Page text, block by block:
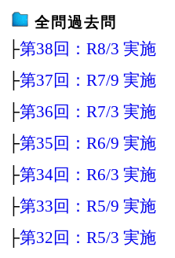
全問過去問
├第38回：R8/3 実施
├第37回：R7/9 実施
├第36回：R7/3 実施
├第35回：R6/9 実施
├第34回：R6/3 実施
├第33回：R5/9 実施
├第32回：R5/3 実施